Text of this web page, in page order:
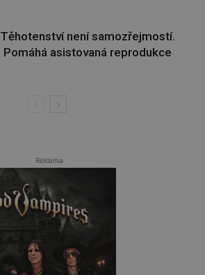
Těhotenství není samozřejmostí.
Pomáhá asistovaná reprodukce
Reklama